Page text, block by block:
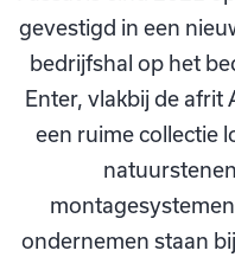
gevestigd in een
bedrijfshal op het
Enter, vlakbij de afrit
een ruime collectie
ondernemen staan